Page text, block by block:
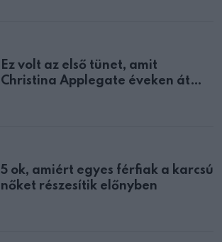
Ez volt az első tünet, amit
Christina Applegate éveken át
5 ok, amiért egyes férfiak a karcsú
nőket részesítik előnyben